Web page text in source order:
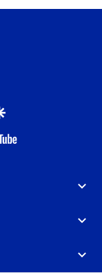
google
youtube-